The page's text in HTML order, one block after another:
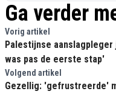
Ga verder
Vorig artikel
Palestijnse
was pas de eerste stap'
Volgend artikel
Gezellig: 'gefrustreerde'